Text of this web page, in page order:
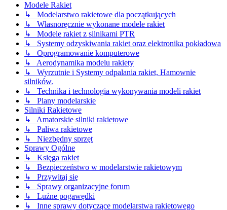
Modele Rakiet
↳ Modelarstwo rakietowe dla początkujących
↳ Własnoręcznie wykonane modele rakiet
↳ Modele rakiet z silnikami PTR
↳ Systemy odzyskiwania rakiet oraz elektronika pokładowa
↳ Oprogramowanie komputerowe
↳ Aerodynamika modelu rakiety
↳ Wyrzutnie i Systemy odpalania rakiet, Hamownie
silników.
↳ Technika i technologia wykonywania modeli rakiet
↳ Plany modelarskie
Silniki Rakietowe
↳ Amatorskie silniki rakietowe
↳ Paliwa rakietowe
↳ Niezbędny sprzęt
Sprawy Ogólne
↳ Księga rakiet
↳ Bezpieczeństwo w modelarstwie rakietowym
↳ Przywitaj się
↳ Sprawy organizacyjne forum
↳ Luźne pogawędki
↳ Inne sprawy dotyczące modelarstwa rakietowego